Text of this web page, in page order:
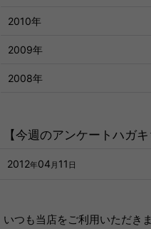
【今週のアンケートハガ
2012年04 月 11 日
いつも当店をご利用いただき
2010年
2009年
2008年